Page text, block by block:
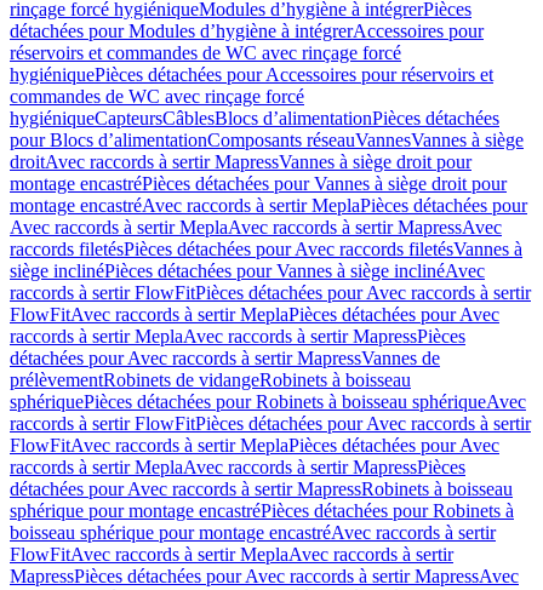
rinçage forcé hygiéniqueModules d’hygiène à intégrerPièces
détachées pour Modules d’hygiène à intégrerAccessoires pour
réservoirs et commandes de WC avec rinçage forcé
hygiéniquePièces détachées pour Accessoires pour réservoirs et
commandes de WC avec rinçage forcé
hygiéniqueCapteursCâblesBlocs d’alimentationPièces détachées
pour Blocs d’alimentationComposants réseauVannesVannes à siège
droitAvec raccords à sertir MapressVannes à siège droit pour
montage encastréPièces détachées pour Vannes à siège droit pour
montage encastréAvec raccords à sertir MeplaPièces détachées pour
Avec raccords à sertir MeplaAvec raccords à sertir MapressAvec
raccords filetésPièces détachées pour Avec raccords filetésVannes à
siège inclinéPièces détachées pour Vannes à siège inclinéAvec
raccords à sertir FlowFitPièces détachées pour Avec raccords à sertir
FlowFitAvec raccords à sertir MeplaPièces détachées pour Avec
raccords à sertir MeplaAvec raccords à sertir MapressPièces
détachées pour Avec raccords à sertir MapressVannes de
prélèvementRobinets de vidangeRobinets à boisseau
sphériquePièces détachées pour Robinets à boisseau sphériqueAvec
raccords à sertir FlowFitPièces détachées pour Avec raccords à sertir
FlowFitAvec raccords à sertir MeplaPièces détachées pour Avec
raccords à sertir MeplaAvec raccords à sertir MapressPièces
détachées pour Avec raccords à sertir MapressRobinets à boisseau
sphérique pour montage encastréPièces détachées pour Robinets à
boisseau sphérique pour montage encastréAvec raccords à sertir
FlowFitAvec raccords à sertir MeplaAvec raccords à sertir
MapressPièces détachées pour Avec raccords à sertir MapressAvec